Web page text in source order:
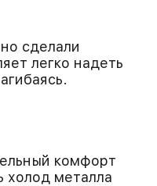
сделали
легко надеть
комфорт
холод металла